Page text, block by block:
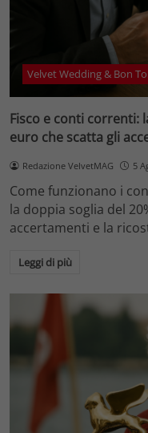
Velvet Wedding & Bon
Fisco e conti correnti:
euro che scatta gli
Redazione VelvetMAG 5
Come funzionano i
la doppia soglia del
accertamenti e la
Leggi di più